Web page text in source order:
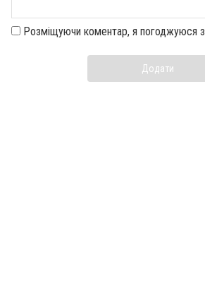
Розміщуючи коментар, я погоджуюся з
Додати